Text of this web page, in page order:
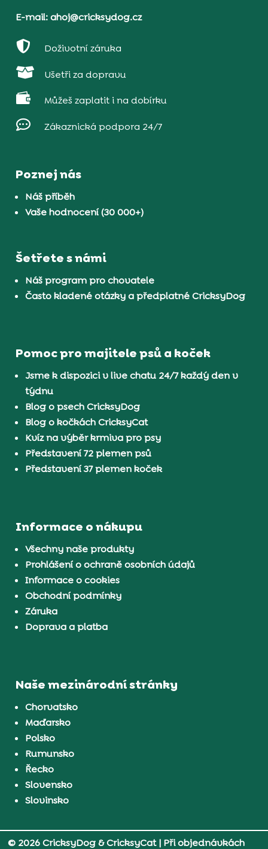
E-mail: ahoj@cricksydog.cz
 Doživotní záruka
 Ušetři za dopravu
 Můžeš zaplatit i na dobírku
 Zákaznická podpora 24/7
Poznej nás
Náš příběh
Vaše hodnocení (30 000+)
Šetřete s námi
Náš program pro chovatele
Často kladené otázky a předplatné CricksyDog
Pomoc pro majitele psů a koček
Jsme k dispozici v live chatu 24/7 každý den v
týdnu
Blog o psech CricksyDog
Blog o kočkách CricksyCat
Kvíz na výběr krmiva pro psy
Představení 72 plemen psů
Představení 37 plemen koček
Informace o nákupu
Všechny naše produkty
Prohlášení o ochraně osobních údajů
Informace o cookies
Obchodní podmínky
Záruka
Doprava a platba
Naše mezinárodní stránky
Chorvatsko
Maďarsko
Polsko
Rumunsko
Řecko
Slovensko
Slovinsko
© 2026 CricksyDog & CricksyCat| Při objednávkách